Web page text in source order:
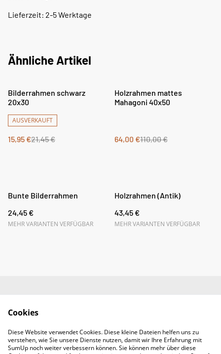
Lieferzeit: 2-5 Werktage
Ähnliche Artikel
%
Bilderrahmen schwarz
20x30
AUSVERKAUFT
15,95 €21,45 €
%
Holzrahmen mattes
Mahagoni 40x50
64,00 €110,00 €
Bunte Bilderrahmen
24,45 €
MEHR VARIANTEN VERFÜGBAR
Holzrahmen (Antik)
43,45 €
MEHR VARIANTEN VERFÜGBAR
Retoure
Kontakt
Cookies
Diese Website verwendet Cookies. Diese kleine Dateien helfen uns zu
verstehen, wie Sie unsere Dienste nutzen, damit wir Ihre Erfahrung mit
SumUp noch weiter verbessern können. Sie können mehr über diese